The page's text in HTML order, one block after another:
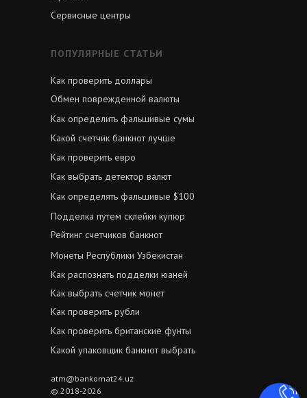
ПОПУЛЯРНЫЕ СТАТЬИ
Как проверить доллары
atm@bankomat24.uz
© 2018-2026
Обмен поврежденной валюты
Как определить фальшивые сумы
Какой счетчик банкнот лучше
Как проверить евро
Как выбрать детектор валют
Как определять фальшивые $100
Подделка путем склейки купюр
Рейтинг счетчиков банкнот
Монеты Республики Узбекистан
Как распознать подделки юаней
Как выбрать счетчик монет
Как проверить рубли
Как проверить британские фунты
Какой упаковщик банкнот выбрать
Сервисные центры